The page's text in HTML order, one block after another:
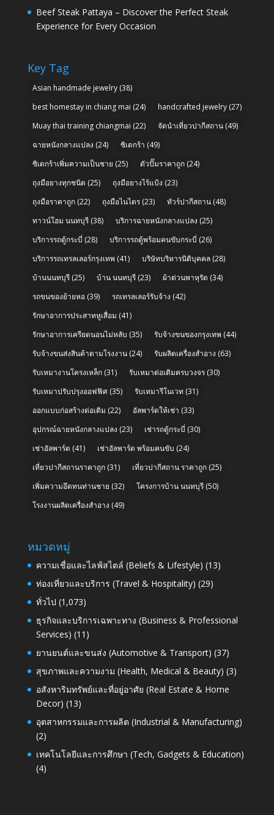
Beef Steak Pattaya – Discover the Perfect Steak
Experience for Every Occasion
Key Tag
Asian handmade jewelry(38)
best homestay in chiang mai (24) handcrafted jewelry(27)
Muay thai training chiangmai (22) จัดนำเที่ยวปากีสถาน(49)
ฉายหนังกลางแปลง (24) ซิเดกร้า (49)
ซิเดกร้าเพิ่มความเป็นชาย (25) ตัวปั๊มราคาถูก(24)
ถุงมือยางทุกชนิด (25) ถุงมือยางไร้แป้ง (23)
ถุงมือราคาถูก(22) ถุงมือไนไตร(23) ทัวร์ปากีสถาน(48)
ทาวน์โฮม นนทบุรี(38) บริการฉายหนังกลางแปลง (25)
บริการรถตู้กระบี่ (28) บริการรถตู้พร้อมคนขับกระบี่ (26)
บริการรถเทรลเลอร์กรุงเทพ (41) บริษัทบริหารนิติบุคคล(28)
บ้านนนทบุรี(25) บ้าน นนทบุรี(23) ผ้าต่วนพาหุรัด (34)
รถขนของย้ายหอ(39) รถเทรลเลอร์รับจ้าง (42)
รักษาอาการประสาทหูเสื่อม (41)
รักษาอาการเครียดนอนไม่หลับ (35) รับจ้างขนของกรุงเทพ (44)
รับจ้างขนส่งสินค้าตามโรงงาน(24) รับผลิตเครื่องสำอาง (63)
รับเหมางานโครงเหล็ก(31) รับเหมาต่อเติมครบวงจร(30)
รับเหมาปรับปรุงออฟฟิศ(35) รับเหมารีโนเวท (31)
ออกแบบก่อสร้างต่อเติม (22) อัลพาร์ดให้เช่า (33)
อุปกรณ์ฉายหนังกลางแปลง (23) เช่ารถตู้กระบี่ (30)
เช่าอัลพาร์ด (41) เช่าอัลพาร์ด พร้อมคนขับ (24)
เที่ยวปากีสถานราคาถูก(31) เที่ยวปากีสถาน ราคาถูก(25)
เพิ่มความอึดทนท่านชาย (32) โครงการบ้าน นนทบุรี(50)
โรงงานผลิตเครื่องสำอาง (49)
หมวดหมู่
ความเชื่อและไลฟ์สไตล์ (Beliefs & Lifestyle) (13)
ท่องเที่ยวและบริการ (Travel & Hospitality) (29)
ทั่วไป (1,073)
ธุรกิจและบริการเฉพาะทาง (Business & Professional
Services) (11)
ยานยนต์และขนส่ง (Automotive & Transport) (37)
สุขภาพและความงาม (Health, Medical & Beauty) (3)
อสังหาริมทรัพย์และที่อยู่อาศัย (Real Estate & Home
Decor) (13)
อุตสาหกรรมและการผลิต (Industrial & Manufacturing)
(2)
เทคโนโลยีและการศึกษา (Tech, Gadgets & Education)
(4)